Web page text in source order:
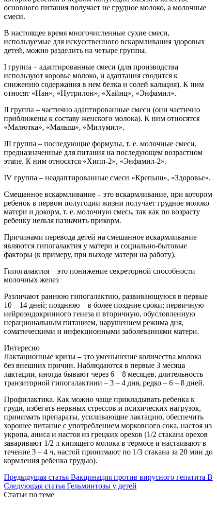
основного питания получает не грудное молоко, а молочные
смеси.
В настоящее время многочисленные сухие смеси,
используемые для искусственного вскармливания здоровых
детей, можно разделить на четыре группы.
I группа – адаптированные смеси (для производства
используют коровье молоко, и адаптация сводится к
снижению содержания в нем белка и солей кальция). К ним
относят «Нан», «Нутрилон», «Хайнц», «Энфамил».
II группа – частично адаптированные смеси (они частично
приближены к составу женского молока). К ним относятся
«Малютка», «Малыш», «Милумил».
III группа – последующие формулы, т. е. молочные смеси,
предназначенные для питания на последующем возрастном
этапе. К ним относятся «Хипп-2», «Энфамил-2».
IV группа – неадаптированные смеси «Крепыш», «Здоровье».
Смешанное вскармливание – это вскармливание, при котором
ребенок в первом полугодии жизни получает грудное молоко
матери и докорм, т. е. молочную смесь, так как по возрасту
ребенку нельзя назначить прикорм.
Причинами перевода детей на смешанное вскармливание
являются гипогалактия у матери и социально-бытовые
факторы (к примеру, при выходе матери на работу).
Гипогалактия – это понижение секреторной способности
молочных желез
Различают раннюю гипогалактию, развивающуюся в первые
10 – 14 дней; позднюю – в более поздние сроки; первичную
нейроэндокринного генеза и вторичную, обусловленную
нерациональным питанием, нарушением режима дня,
соматическими и инфекционными заболеваниями матери.
Интересно
Лактационные кризы – это уменьшение количества молока
без внешних причин. Наблюдаются в первые 3 месяца
лактации, иногда бывают через 6 – 8 месяцев, длительность
транзиторной гипогалактиии – 3 – 4 дня, редко – 6 – 8 дней.
Профилактика. Как можно чаще прикладывать ребенка к
груди, избегать нервных стрессов и психических нагрузок,
принимать препараты, усиливающие лактацию, обеспечить
хорошее питание с употреблением морковного сока, настоя из
укропа, аниса и настоя из грецких орехов (1/2 стакана орехов
заваривают 1/2 л кипящего молока в термосе и настаивают в
течение 3 – 4 ч, настой принимают по 1/3 стакана за 20 мин до
кормления ребенка грудью).
Предыдущая статья Вакцинация против вирусного гепатита В
Следующая статья Гельминтозы у детей
Статьи по теме